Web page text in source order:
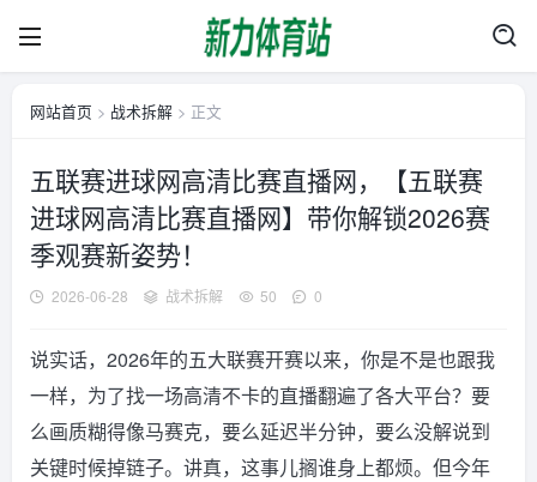
网站首页 > 战术拆解 > 正文
五联赛进球网高清比赛直播网，【五联赛
进球网高清比赛直播网】带你解锁2026赛
季观赛新姿势！
2026-06-28 战术拆解 50 0
说实话，2026年的五大联赛开赛以来，你是不是也跟我
一样，为了找一场高清不卡的直播翻遍了各大平台？要
么画质糊得像马赛克，要么延迟半分钟，要么没解说到
关键时候掉链子。讲真，这事儿搁谁身上都烦。但今年